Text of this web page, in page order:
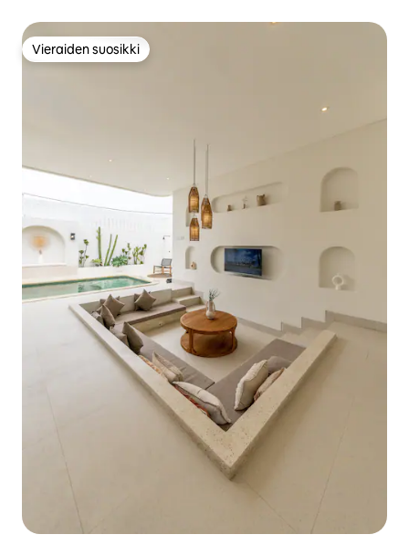
Vieraiden suosikki
Vieraiden suosikki